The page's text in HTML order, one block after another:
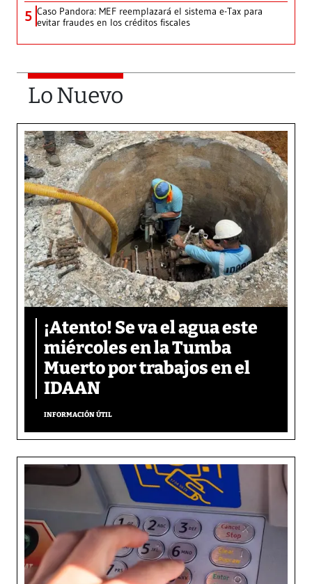
5 Caso Pandora: MEF reemplazará el sistema e-Tax para
evitar fraudes en los créditos fiscales
Lo Nuevo
¡Atento! Se va el agua este
miércoles en la Tumba
Muerto por trabajos en el
IDAAN
INFORMACIÓN ÚTIL